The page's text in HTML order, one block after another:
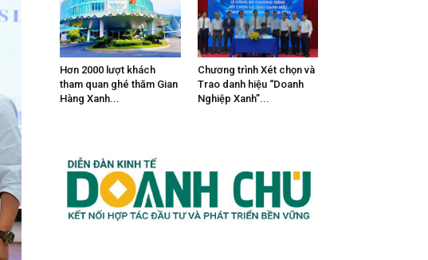
Hơn 2000 lượt khách
tham quan ghé thăm Gian
Hàng Xanh...
Chương trình Xét chọn và
Trao danh hiệu “Doanh
Nghiệp Xanh”...